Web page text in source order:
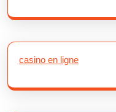
casino en ligne